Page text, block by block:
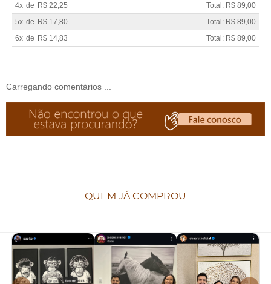
4x de R$ 22,25
Total: R$ 89,00
5x de R$ 17,80
Total: R$ 89,00
6x de R$ 14,83 Total: R$ 89,00
Carregando comentários ...
QUEM JÁ COMPROU